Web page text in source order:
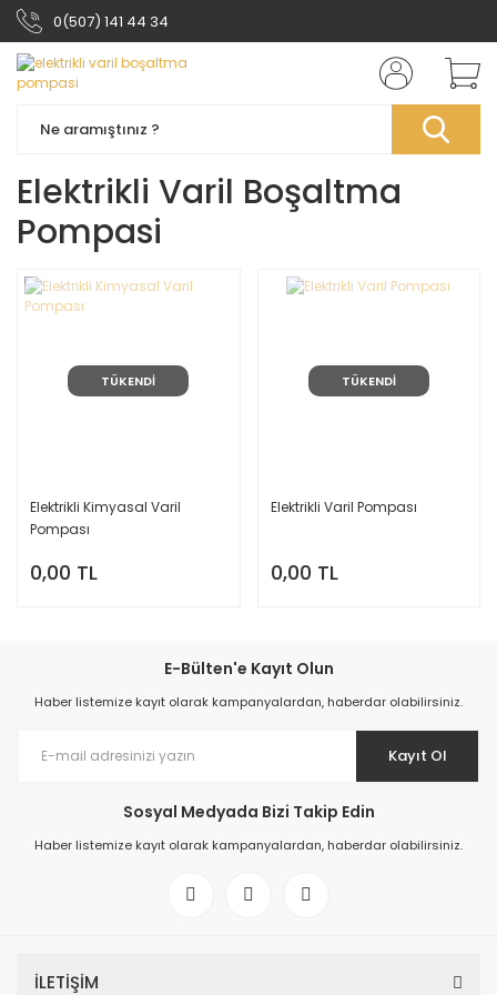
0(507) 141 44 34
Elektrikli Varil Boşaltma
Pompasi
TÜKENDİ
Elektrikli Kimyasal Varil
Pompası
0,00 TL
TÜKENDİ
Elektrikli Varil Pompası
0,00 TL
E-Bülten'e Kayıt Olun
Haber listemize kayıt olarak kampanyalardan, haberdar olabilirsiniz.
Kayıt Ol
Sosyal Medyada Bizi Takip Edin
Haber listemize kayıt olarak kampanyalardan, haberdar olabilirsiniz.
İLETİŞİM